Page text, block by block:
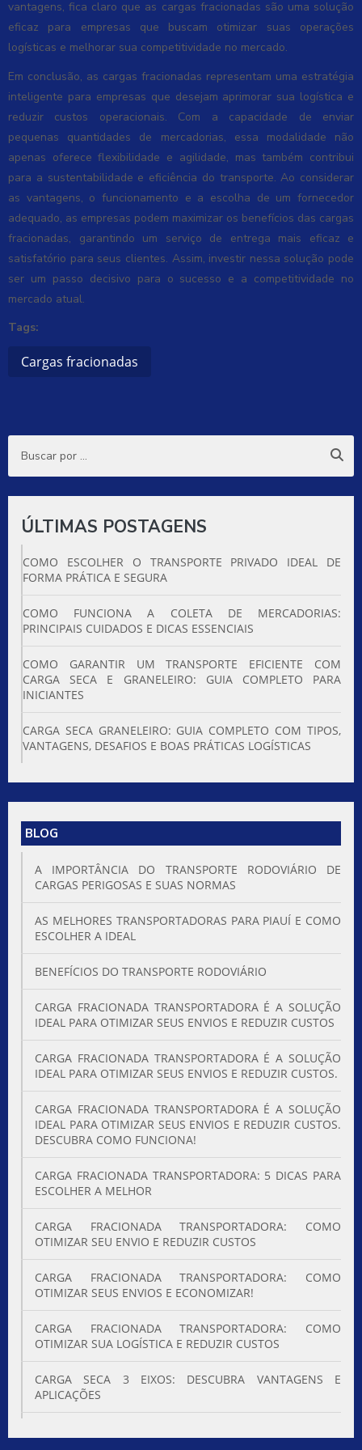
vantagens, fica claro que as cargas fracionadas são uma solução
eficaz para empresas que buscam otimizar suas operações
logísticas e melhorar sua competitividade no mercado.
Em conclusão, as cargas fracionadas representam uma estratégia
inteligente para empresas que desejam aprimorar sua logística e
reduzir custos operacionais. Com a capacidade de enviar
pequenas quantidades de mercadorias, essa modalidade não
apenas oferece flexibilidade e agilidade, mas também contribui
para a sustentabilidade e eficiência do transporte. Ao considerar
as vantagens, o funcionamento e a escolha de um fornecedor
adequado, as empresas podem maximizar os benefícios das cargas
fracionadas, garantindo um serviço de entrega mais eficaz e
satisfatório para seus clientes. Assim, investir nessa solução pode
ser um passo decisivo para o sucesso e a competitividade no
mercado atual.
Tags:
Cargas fracionadas
ÚLTIMAS POSTAGENS
COMO ESCOLHER O TRANSPORTE PRIVADO IDEAL DE
FORMA PRÁTICA E SEGURA
COMO FUNCIONA A COLETA DE MERCADORIAS:
PRINCIPAIS CUIDADOS E DICAS ESSENCIAIS
COMO GARANTIR UM TRANSPORTE EFICIENTE COM
CARGA SECA E GRANELEIRO: GUIA COMPLETO PARA
INICIANTES
CARGA SECA GRANELEIRO: GUIA COMPLETO COM TIPOS,
VANTAGENS, DESAFIOS E BOAS PRÁTICAS LOGÍSTICAS
BLOG
A IMPORTÂNCIA DO TRANSPORTE RODOVIÁRIO DE
CARGAS PERIGOSAS E SUAS NORMAS
AS MELHORES TRANSPORTADORAS PARA PIAUÍ E COMO
ESCOLHER A IDEAL
BENEFÍCIOS DO TRANSPORTE RODOVIÁRIO
CARGA FRACIONADA TRANSPORTADORA É A SOLUÇÃO
IDEAL PARA OTIMIZAR SEUS ENVIOS E REDUZIR CUSTOS
CARGA FRACIONADA TRANSPORTADORA É A SOLUÇÃO
IDEAL PARA OTIMIZAR SEUS ENVIOS E REDUZIR CUSTOS.
CARGA FRACIONADA TRANSPORTADORA É A SOLUÇÃO
IDEAL PARA OTIMIZAR SEUS ENVIOS E REDUZIR CUSTOS.
DESCUBRA COMO FUNCIONA!
CARGA FRACIONADA TRANSPORTADORA: 5 DICAS PARA
ESCOLHER A MELHOR
CARGA FRACIONADA TRANSPORTADORA: COMO
OTIMIZAR SEU ENVIO E REDUZIR CUSTOS
CARGA FRACIONADA TRANSPORTADORA: COMO
OTIMIZAR SEUS ENVIOS E ECONOMIZAR!
CARGA FRACIONADA TRANSPORTADORA: COMO
OTIMIZAR SUA LOGÍSTICA E REDUZIR CUSTOS
CARGA SECA 3 EIXOS: DESCUBRA VANTAGENS E
APLICAÇÕES